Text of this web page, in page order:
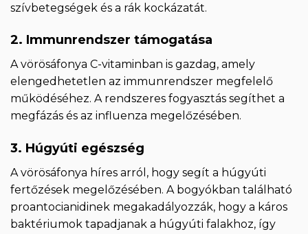
szívbetegségek és a rák kockázatát.
2. Immunrendszer támogatása
A vörösáfonya C-vitaminban is gazdag, amely
elengedhetetlen az immunrendszer megfelelő
működéséhez. A rendszeres fogyasztás segíthet a
megfázás és az influenza megelőzésében.
3. Húgyúti egészség
A vörösáfonya híres arról, hogy segít a húgyúti
fertőzések megelőzésében. A bogyókban található
proantocianidinek megakadályozzák, hogy a káros
baktériumok tapadjanak a húgyúti falakhoz, így